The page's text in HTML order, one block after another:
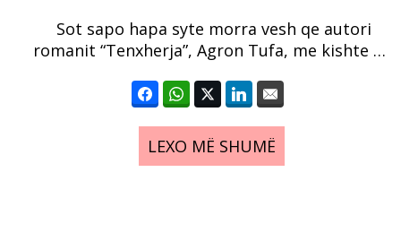
Sot sapo hapa syte morra vesh qe autori
romanit “Tenxherja”, Agron Tufa, me kishte …
LEXO MË SHUMË